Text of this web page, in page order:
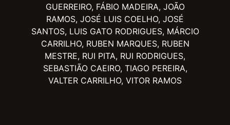
GUERREIRO, FÁBIO MADEIRA, JOÃO
RAMOS, JOSÉ LUIS COELHO, JOSÉ
SANTOS, LUIS GATO RODRIGUES, MÁRCIO
CARRILHO, RUBEN MARQUES, RUBEN
MESTRE, RUI PITA, RUI RODRIGUES,
SEBASTIÃO CAEIRO, TIAGO PEREIRA,
VALTER CARRILHO, VITOR RAMOS